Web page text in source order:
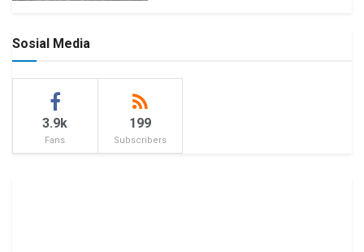
Sosial Media
3.9k
Fans
199
Subscribers